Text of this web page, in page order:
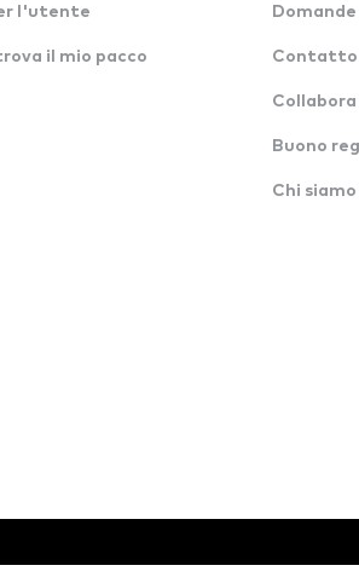
l'utente
il mio pacco Contatto
Collabora
Buono
Chi siamo